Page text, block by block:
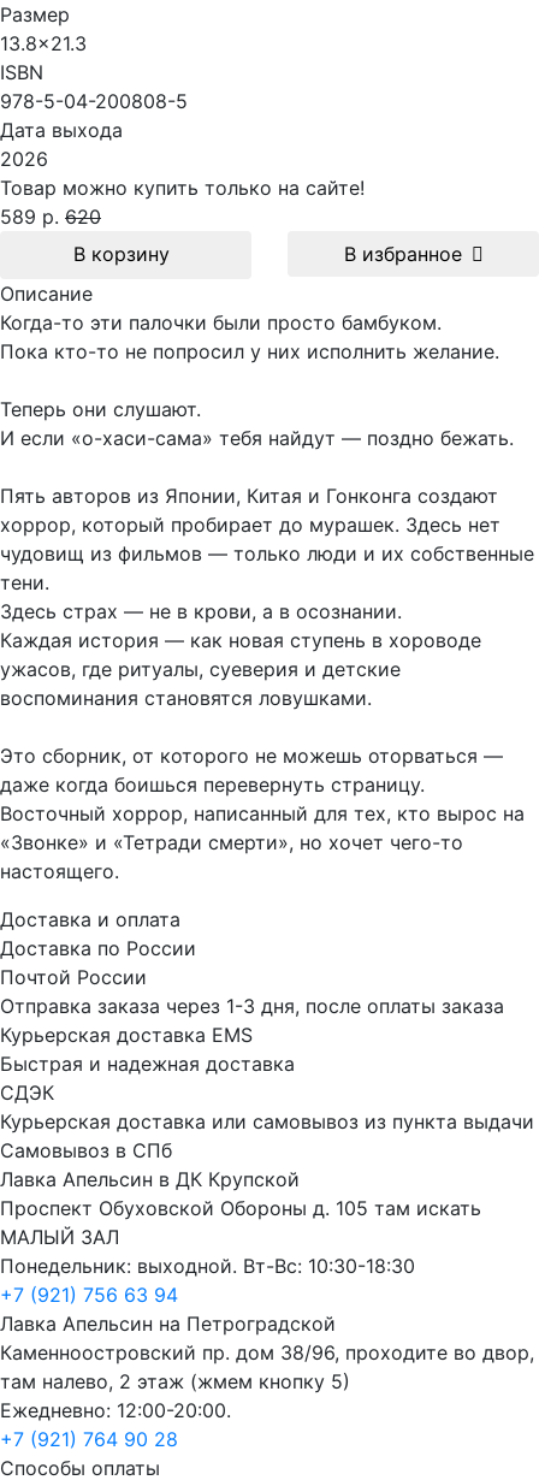
Размер
13.8x21.3
ISBN
978-5-04-200808-5
Дата выхода
2026
Товар можно купить только на сайте!
589 р. 620
В корзину
В избранное
Описание
Когда-то эти палочки были просто бамбуком.
Пока кто-то не попросил у них исполнить желание.
Теперь они слушают.
И если «о-хаси-сама» тебя найдут — поздно бежать.
Пять авторов из Японии, Китая и Гонконга создают
хоррор, который пробирает до мурашек. Здесь нет
чудовищ из фильмов — только люди и их собственные
тени.
Здесь страх — не в крови, а в осознании.
Каждая история — как новая ступень в хороводе
ужасов, где ритуалы, суеверия и детские
воспоминания становятся ловушками.
Это сборник, от которого не можешь оторваться —
даже когда боишься перевернуть страницу.
Восточный хоррор, написанный для тех, кто вырос на
«Звонке» и «Тетради смерти», но хочет чего-то
настоящего.
Доставка и оплата
Доставка по России
Почтой России
Отправка заказа через 1-3 дня, после оплаты заказа
Курьерская доставка EMS
Быстрая и надежная доставка
СДЭК
Курьерская доставка или самовывоз из пункта выдачи
Самовывоз в СПб
Лавка Апельсин в ДК Крупской
Проспект Обуховской Обороны д. 105 там искать
МАЛЫЙ ЗАЛ
Понедельник: выходной. Вт-Вс: 10:30-18:30
+7 (921) 756 63 94
Лавка Апельсин на Петроградской
Каменноостровский пр. дом 38/96, проходите во двор,
там налево, 2 этаж (жмем кнопку 5)
Ежедневно: 12:00-20:00.
+7 (921) 764 90 28
Способы оплаты